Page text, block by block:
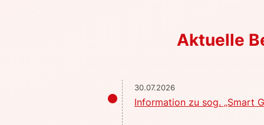
Aktuelle
30.07.2026
Information zu sog. „Smart